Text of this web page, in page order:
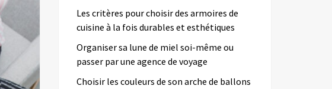
Les critères pour choisir des armoires de
cuisine à la fois durables et esthétiques
Organiser sa lune de miel soi-même ou
passer par une agence de voyage
Choisir les couleurs de son arche de ballons